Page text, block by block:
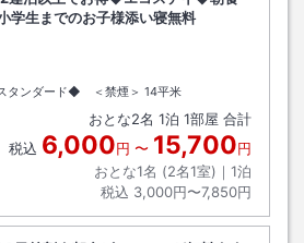
生までのお子様添い寝無料
ウト
タンダード◆ ＜禁煙＞ 14平米
おとな2名 1泊 1部屋 合計
税込 6,000円 〜 15,700円
おとな1名 (2名1室)｜ 1泊
税込 3,000円〜7,850円